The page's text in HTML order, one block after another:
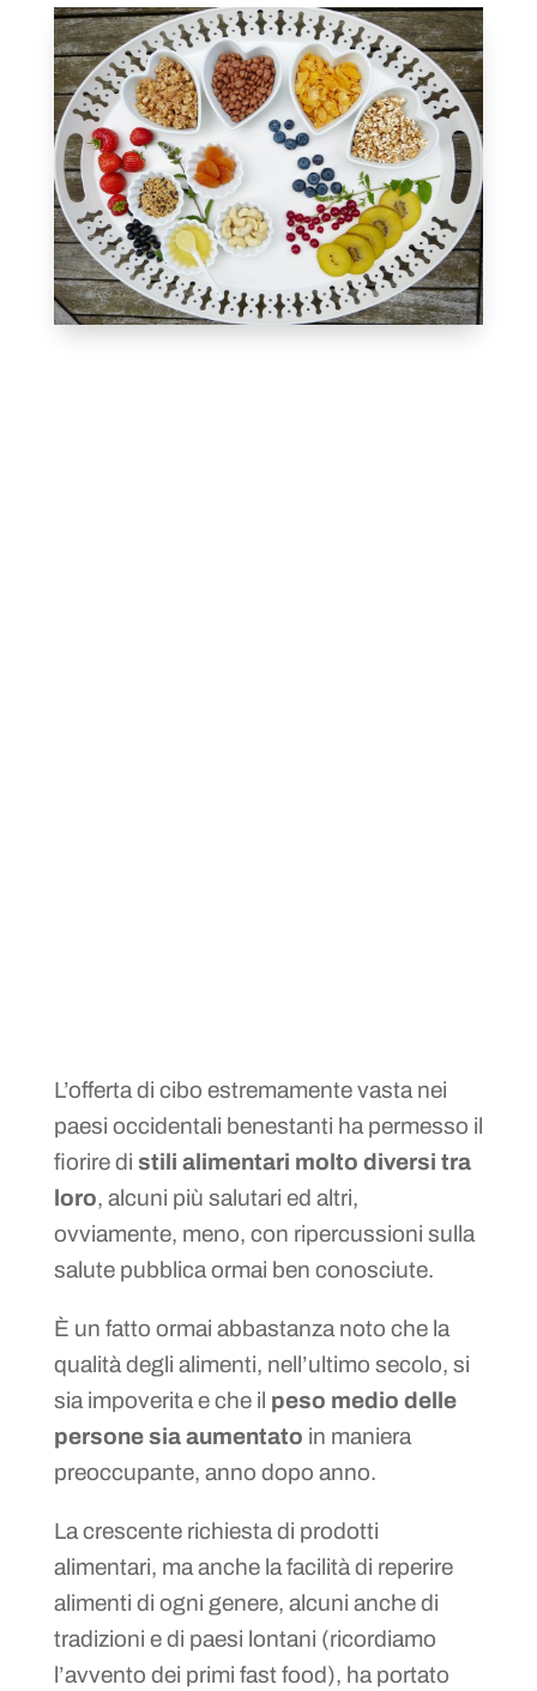
L’offerta di cibo estremamente vasta nei
paesi occidentali benestanti ha permesso il
fiorire di stili alimentari molto diversi tra
loro, alcuni più salutari ed altri,
ovviamente, meno, con ripercussioni sulla
salute pubblica ormai ben conosciute.
È un fatto ormai abbastanza noto che la
qualità degli alimenti, nell’ultimo secolo, si
sia impoverita e che il peso medio delle
persone sia aumentato in maniera
preoccupante, anno dopo anno.
La crescente richiesta di prodotti
alimentari, ma anche la facilità di reperire
alimenti di ogni genere, alcuni anche di
tradizioni e di paesi lontani (ricordiamo
l’avvento dei primi fast food), ha portato